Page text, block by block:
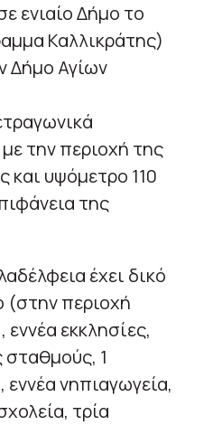
ενιαίο Δήμο το
Καλλικράτης)
Δήμο Αγίων
την περιοχή της
και υψόμετρο 110
της
έχει δικό
(στην περιοχή
εκκλησίες,
σταθμούς, 1
νηπιαγωγεία,
τρία